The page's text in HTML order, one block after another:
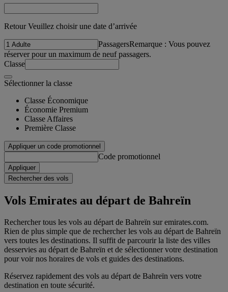
Retour Veuillez choisir une date d’arrivée
PassagersRemarque : Vous pouvez
réserver pour un maximum de neuf passagers.
Classe
Sélectionner la classe
Classe Économique
Économie Premium
Classe Affaires
Première Classe
Appliquer un code promotionnel
Code promotionnel
Appliquer
Rechercher des vols
Vols Emirates au départ de Bahreïn
Rechercher tous les vols au départ de Bahreïn sur emirates.com.
Rien de plus simple que de rechercher les vols au départ de Bahreïn
vers toutes les destinations. Il suffit de parcourir la liste des villes
desservies au départ de Bahreïn et de sélectionner votre destination
pour voir nos horaires de vols et guides des destinations.
Réservez rapidement des vols au départ de Bahreïn vers votre
destination en toute sécurité.